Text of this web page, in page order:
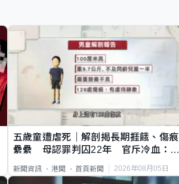
五歲童遭虐死｜解剖揭長期捱餓、傷痕
纍纍 母認罪判囚22年 官斥冷血：同
新聞資訊 港聞 首頁新聞 2026年08月05日